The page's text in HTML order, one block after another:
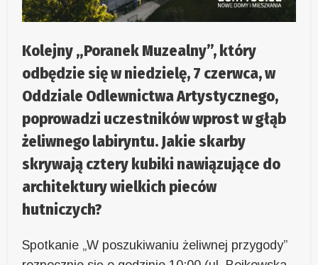
Kolejny „Poranek Muzealny”, który
odbędzie się w niedzielę, 7 czerwca, w
Oddziale Odlewnictwa Artystycznego,
poprowadzi uczestników wprost w głąb
żeliwnego labiryntu. Jakie skarby
skrywają cztery kubiki nawiązujące do
architektury wielkich pieców
hutniczych?
Spotkanie „W poszukiwaniu żeliwnej przygody”